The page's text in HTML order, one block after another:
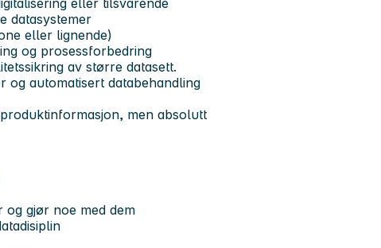
datasystemer
eller lignende)
og prosessforbedring
av større datasett.
og automatisert databehandling
men absolutt
gjør noe med dem